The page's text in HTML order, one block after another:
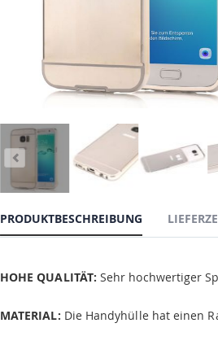
PRODUKTBESCHREIBUNG
HOHE QUALITÄT: Sehr hochwertiger
MATERIAL: Die Handyhülle hat einen